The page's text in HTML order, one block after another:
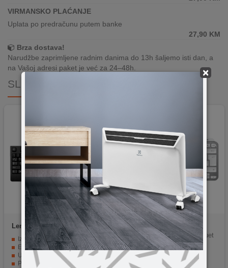
×
VIRMANSKO PLAĆANJE
Uplata po predračunu putem banke
27,90 KM
Brza dostava!
Narudžbe zaprimljene radnim danima do 13h šaljemo isti dan, a
na Vašoj adresi paket je već za 24–48h.
SLIČNI PROIZVODI
Lenovo
Preferred PRO II
KYB, 4X30M86919
Izdržljiva i pouzdana
Elegantni moderni dizajn
USB povezivanje
Plug and Play
Logitech MX Keys Mini
Tastatura, bežična, mini, Bluet
ooth